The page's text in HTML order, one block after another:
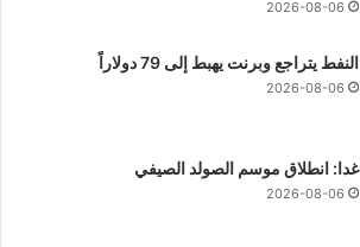
2026-08-06
النفط يتراجع وبرنت يهبط إلى 79 دولاراً
2026-08-06
غدا: انطلاق موسم الصولد الصيفي
2026-08-06